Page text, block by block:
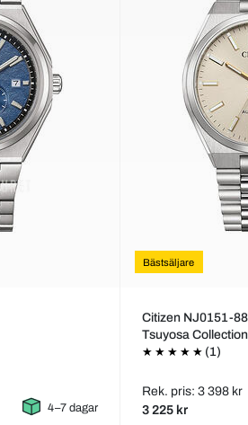
4–7 dagar
Bästsäljare
Citizen NJ0151-
Tsuyosa
(1)
Rek. pris: 3 398 kr
3 225 kr